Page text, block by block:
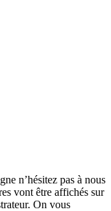
n’hésitez pas à nous
vont être affichés sur
On vous